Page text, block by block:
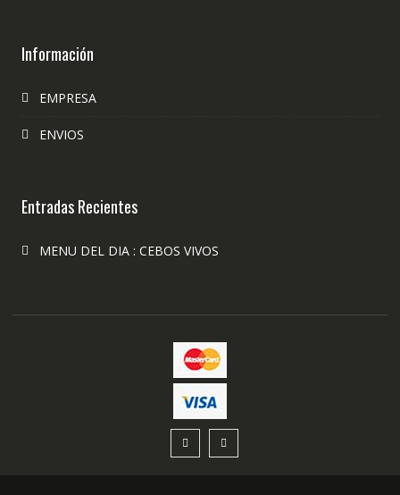
Información
EMPRESA
ENVIOS
Entradas Recientes
MENU DEL DIA : CEBOS VIVOS